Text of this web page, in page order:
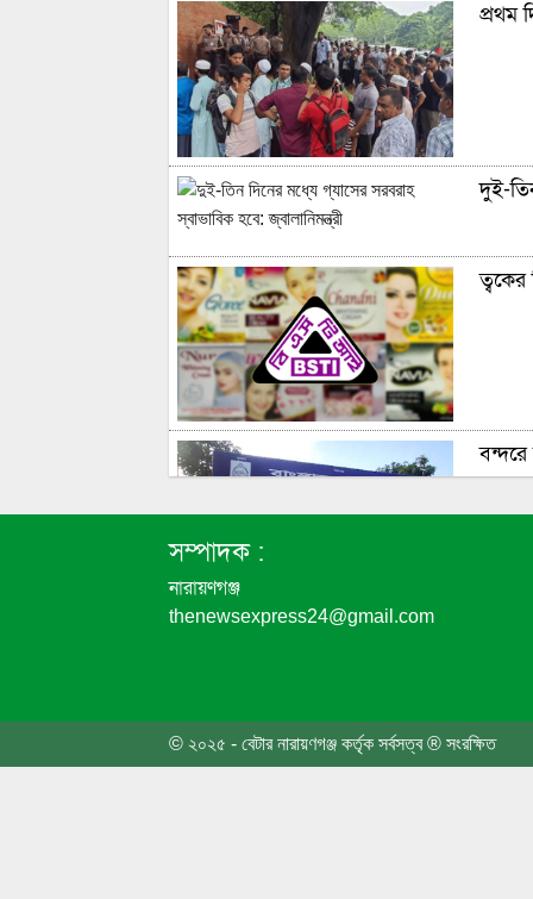
প্রথম
দুই-
ত্বকের
বন্দরে
এবার
সম্পাদক :
নারায়ণগঞ্জ
thenewsexpress24@gmail.com
© ২০২৫ - বেটার নারায়ণগঞ্জ কর্তৃক সর্বসত্ব ® সংরক্ষিত